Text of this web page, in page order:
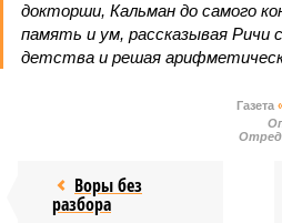
докторши, Кальман до самого
память и ум, рассказывая Ричи
детства и решая
Газета
Воры без
разбора